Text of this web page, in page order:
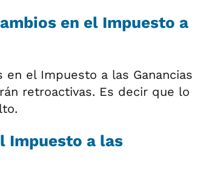
en el Impuesto a
el Impuesto a las Ganancias
retroactivas. Es decir que lo
Impuesto a las